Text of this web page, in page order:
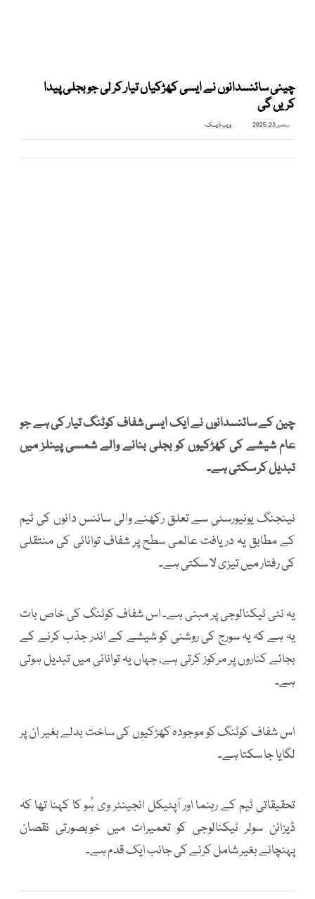
چینی سائنسدانوں نے ایسی کھڑکیاں تیار کر لی جو بجلی پیدا
کریں گی
ستمبر 23, 2025 ویب ڈیسک
چین کے سائنسدانوں نے ایک ایسی شفاف کوٹنگ تیار کی ہے جو
عام شیشے کی کھڑکیوں کو بجلی بنانے والے شمسی پینلز میں
تبدیل کر سکتی ہے۔
نینجنگ یونیورسٹی سے تعلق رکھنے والی سائنس دانوں کی ٹیم
کے مطابق یہ دریافت عالمی سطح پر شفاف توانائی کی منتقلی
کی رفتار میں تیزی لا سکتی ہے۔
یہ نئی ٹیکنالوجی پر مبنی ہے۔ اس شفاف کوٹنگ کی خاص بات
یہ ہے کہ یہ سورج کی روشنی کو شیشے کے اندر جذب کرنے کے
بجائے کناروں پر مرکوز کرتی ہے، جہاں یہ توانائی میں تبدیل ہوتی
ہے۔
اس شفاف کوٹنگ کو موجودہ کھڑکیوں کی ساخت بدلے بغیر ان پر
لگایا جا سکتا ہے۔
تحقیقاتی ٹیم کے رہنما اور آپٹیکل انجینئر وی ہُو کا کہنا تھا کہ
ڈیزائن سولر ٹیکنالوجی کو تعمیرات میں خوبصورتی نقصان
پہنچائے بغیر شامل کرنے کی جانب ایک قدم ہے۔